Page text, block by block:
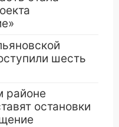
шесть
районе
остановки